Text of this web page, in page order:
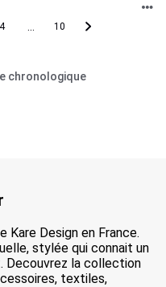
4 10
chronologique
Kare Design en France.
stylée qui connait un
Decouvrez la collection
textiles,